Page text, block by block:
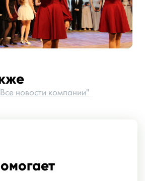
новости компании"